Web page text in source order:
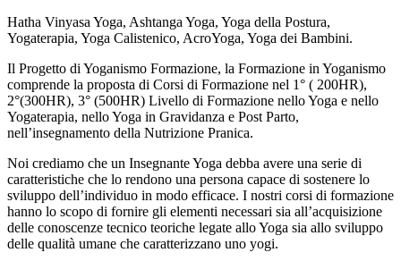
Hatha Vinyasa Yoga, Ashtanga Yoga, Yoga della Postura,
Yogaterapia, Yoga Calistenico, AcroYoga, Yoga dei Bambini.
Il Progetto di Yoganismo Formazione, la Formazione in Yoganismo
comprende la proposta di Corsi di Formazione nel 1° ( 200HR),
2°(300HR), 3° (500HR) Livello di Formazione nello Yoga e nello
Yogaterapia, nello Yoga in Gravidanza e Post Parto,
nell’insegnamento della Nutrizione Pranica.
Noi crediamo che un Insegnante Yoga debba avere una serie di
caratteristiche che lo rendono una persona capace di sostenere lo
sviluppo dell’individuo in modo efficace. I nostri corsi di formazione
hanno lo scopo di fornire gli elementi necessari sia all’acquisizione
delle conoscenze tecnico teoriche legate allo Yoga sia allo sviluppo
delle qualità umane che caratterizzano uno yogi.